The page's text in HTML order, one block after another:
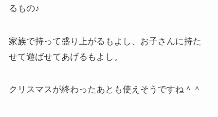
るもの♪
家族で持って盛り上がるもよし、お子さんに持た
せて遊ばせてあげるもよし。
クリスマスが終わったあとも使えそうですね＾＾